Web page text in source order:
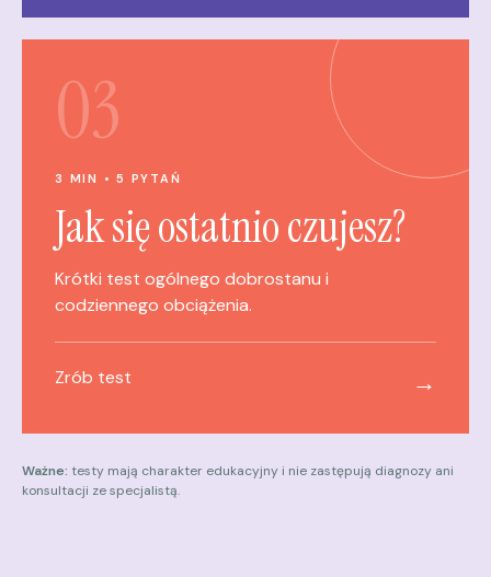
03
3 MIN • 5 PYTAŃ
Jak się ostatnio czujesz?
Krótki test ogólnego dobrostanu i
codziennego obciążenia.
Zrób test →
Ważne: testy mają charakter edukacyjny i nie zastępują diagnozy ani
konsultacji ze specjalistą.